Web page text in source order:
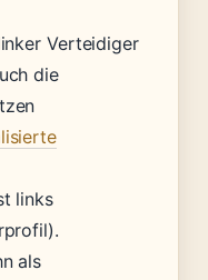
Verteidiger
die
links
als